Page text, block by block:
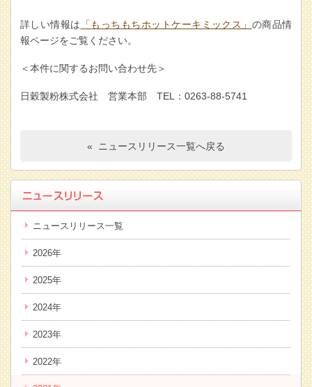
詳しい情報は 「もっちもちホットケーキミックス」 の商品情
報ページをご覧ください。
＜本件に関するお問い合わせ先＞
日穀製粉株式会社 営業本部 TEL：0263-88-5741
« ニュースリリース一覧へ戻る
ニュースリリース一覧
2026年
2025年
2024年
2023年
2022年